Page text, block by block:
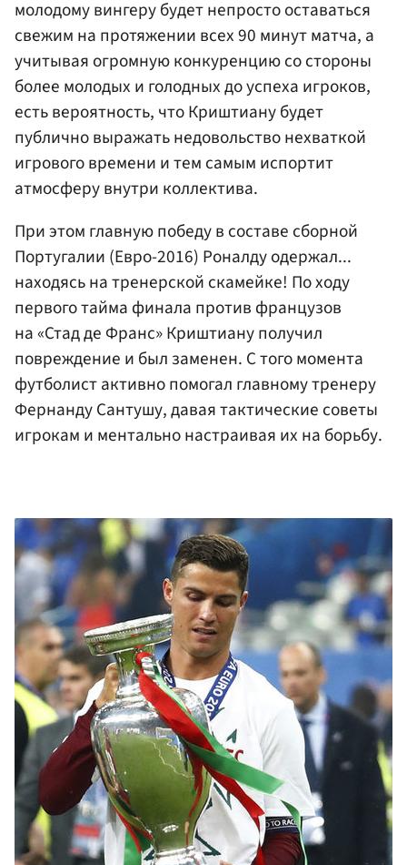
молодому вингеру будет непросто оставаться
свежим на протяжении всех 90 минут матча, а
учитывая огромную конкуренцию со стороны
более молодых и голодных до успеха игроков,
есть вероятность, что Криштиану будет
публично выражать недовольство нехваткой
игрового времени и тем самым испортит
атмосферу внутри коллектива.
При этом главную победу в составе сборной
Португалии (Евро-2016) Роналду одержал...
находясь на тренерской скамейке! По ходу
первого тайма финала против французов
на «Стад де Франс» Криштиану получил
повреждение и был заменен. С того момента
футболист активно помогал главному тренеру
Фернанду Сантушу, давая тактические советы
игрокам и ментально настраивая их на борьбу.